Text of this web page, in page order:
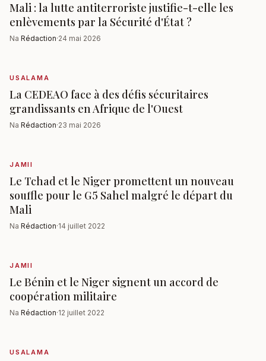
Mali : la lutte antiterroriste justifie-t-elle les
enlèvements par la Sécurité d'État ?
Na Rédaction·24 mai 2026
USALAMA
La CEDEAO face à des défis sécuritaires
grandissants en Afrique de l'Ouest
Na Rédaction·23 mai 2026
JAMII
Le Tchad et le Niger promettent un nouveau
souffle pour le G5 Sahel malgré le départ du
Mali
Na Rédaction·14 juillet 2022
JAMII
Le Bénin et le Niger signent un accord de
coopération militaire
Na Rédaction·12 juillet 2022
USALAMA